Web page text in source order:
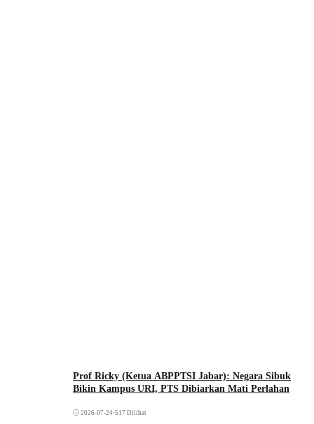
Prof Ricky (Ketua ABPPTSI Jabar): Negara Sibuk
Bikin Kampus URI, PTS Dibiarkan Mati Perlahan
2026-07-24•517 Dilihat